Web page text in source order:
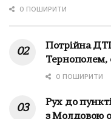
0 ПОШИРИТИ
Потрійна
Тернополем,
0 ПОШИРИТИ
Рух до
з Молдовою